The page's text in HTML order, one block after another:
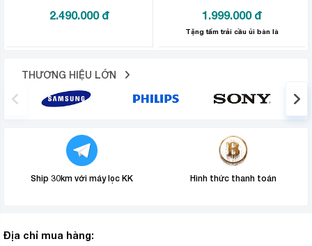
– Phun tia: tia nước được phun trực tiếp lên vị trí cần là
ủi, giúp nước thẩm thấu sâu hơn, dễ làm phẳng hơn; đặc
2.490.000 đ 1.999.000 đ
Tặng tấm trải cầu ủi bàn là
THƯƠNG HIỆU LỚN
Ship 30km với máy lọc KK Hình thức thanh toán
Địa chỉ mua hàng: